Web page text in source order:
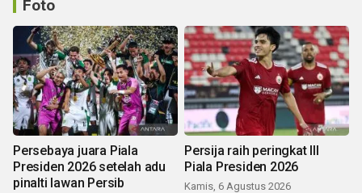
Foto
Persebaya juara Piala
Presiden 2026 setelah adu
pinalti lawan Persib
Persija raih peringkat III
Piala Presiden 2026
Kamis, 6 Agustus 2026